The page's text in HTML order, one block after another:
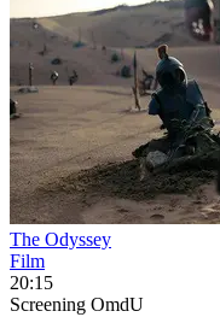
The Odyssey
Film
20:15
Screening OmdU